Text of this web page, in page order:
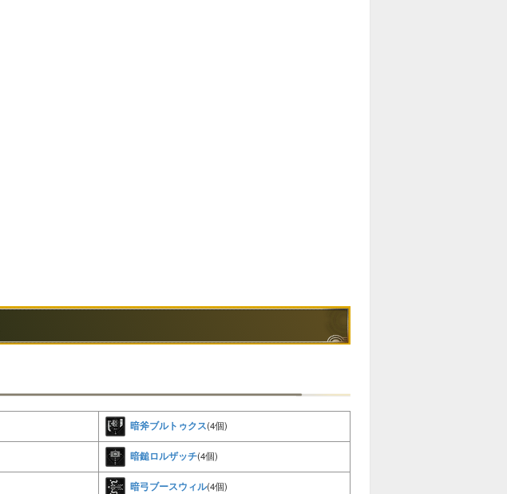
暗斧ブルトゥクス(4個)
暗鎚ロルザッチ(4個)
暗弓ブースウィル(4個)